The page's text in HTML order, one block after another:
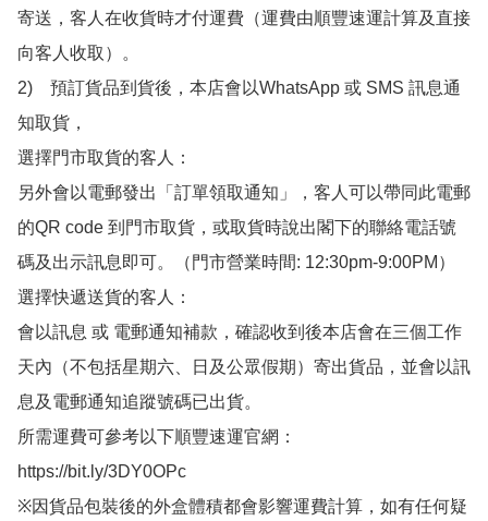
寄送，客人在收貨時才付運費（運費由順豐速運計算及直接
向客人收取）。
2)　預訂貨品到貨後，本店會以WhatsApp 或 SMS 訊息通
知取貨，
選擇門市取貨的客人：
另外會以電郵發出「訂單領取通知」，客人可以帶同此電郵
的QR code 到門市取貨，或取貨時說出閣下的聯絡電話號
碼及出示訊息即可。（門市營業時間: 12:30pm-9:00PM）
選擇快遞送貨的客人：
會以訊息 或 電郵通知補款，確認收到後本店會在三個工作
天內（不包括星期六、日及公眾假期）寄出貨品，並會以訊
息及電郵通知追蹤號碼已出貨。
所需運費可參考以下順豐速運官網：
https://bit.ly/3DY0OPc
※因貨品包裝後的外盒體積都會影響運費計算，如有任何疑